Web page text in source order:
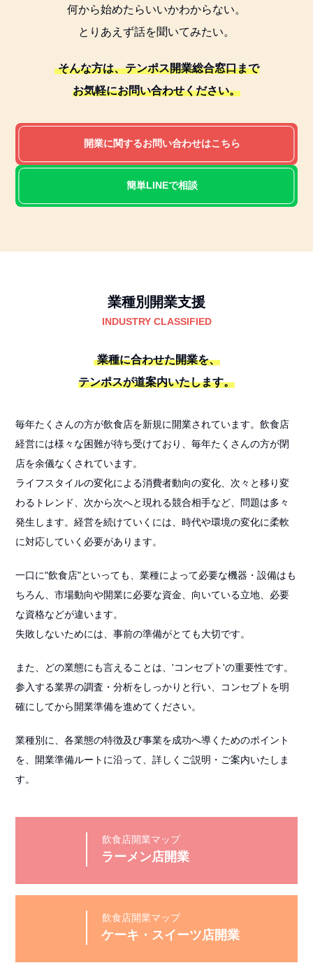
何から始めたらいいかわからない。
とりあえず話を聞いてみたい。
そんな方は、テンポス開業総合窓口まで
お気軽にお問い合わせください。
開業に関するお問い合わせはこちら
簡単LINEで相談
業種別開業支援
INDUSTRY CLASSIFIED
業種に合わせた開業を、
テンポスが道案内いたします。
毎年たくさんの方が飲食店を新規に開業されています。飲食店
経営には様々な困難が待ち受けており、毎年たくさんの方が閉
店を余儀なくされています。
ライフスタイルの変化による消費者動向の変化、次々と移り変
わるトレンド、次から次へと現れる競合相手など、問題は多々
発生します。経営を続けていくには、時代や環境の変化に柔軟
に対応していく必要があります。
一口に"飲食店"といっても、業種によって必要な機器・設備はも
ちろん、市場動向や開業に必要な資金、向いている立地、必要
な資格などが違います。
失敗しないためには、事前の準備がとても大切です。
また、どの業態にも言えることは、'コンセプト'の重要性です。
参入する業界の調査・分析をしっかりと行い、コンセプトを明
確にしてから開業準備を進めてください。
業種別に、各業態の特徴及び事業を成功へ導くためのポイント
を、開業準備ルートに沿って、詳しくご説明・ご案内いたしま
す。
ラーメン店開業
ケーキ・スイーツ店開業